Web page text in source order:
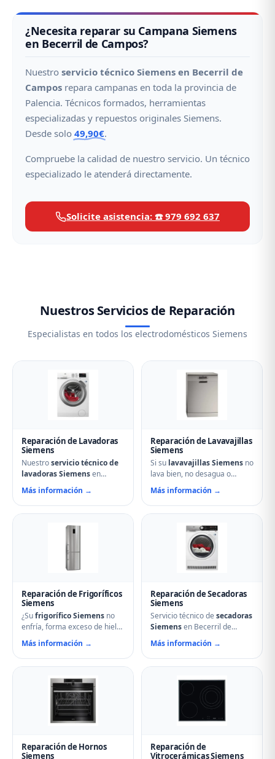
¿Necesita reparar su Campana Siemens
en Becerril de Campos?
Nuestro servicio técnico Siemens en Becerril de
Campos repara campanas en toda la provincia de
Palencia. Técnicos formados, herramientas
especializadas y repuestos originales Siemens.
Desde solo 49,90€.
Compruebe la calidad de nuestro servicio. Un técnico
especializado le atenderá directamente.
Solicite asistencia: ☎️ 979 692 637
Nuestros Servicios de Reparación
Especialistas en todos los electrodomésticos Siemens
Reparación de Lavadoras
Siemens
Nuestroservicio técnico de
lavadoras Siemensen
Becerril de Campos soluciona
cualquier avería: problemas
de centrifugado, fugas de
en el arranque o problemas
especializados con repuestos
originales Siemens y
reparación el mismo día.
Más información →
Reparación de Lavavajillas
Siemens
Si su lavavajillas Siemens no
lava bien, no desagua o
muestra errores en el display,
nuestro servicio técnico en
Becerril de Campos puede
aspersores obstruidos,
bombas de desagüe,
problemas de secado y fallos
electrónicos con piezas
Más información →
Reparación de Frigoríficos
Siemens
¿Sufrigorífico Siemens no
enfría, forma exceso de hielo
o hace ruidos extraños?
Nuestros técnicos en Becerril
de Campos reparan
sistemas No Frost, fugas de
gas refrigerante y problemas
de descarche. Servicio
urgente para evitar pérdida
de alimentos.
Más información →
Reparación de Secadoras
Siemens
Servicio técnico de secadoras
Siemensen Becerril de
Campos. Reparamos
problemas de calentamiento,
tambor que no gira,
condensadores averiados y
fallos en el secado.
Mantenimiento preventivo y
limpieza de filtros incluido en
Más información →
Reparación de Hornos
Siemens
Reparación de
Vitrocerámicas Siemens